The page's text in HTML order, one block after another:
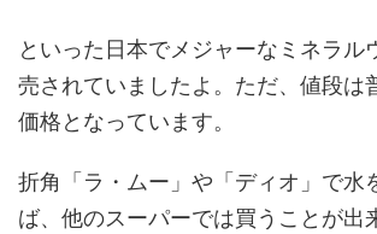
といった日本でメジャーなミネラル
売されていましたよ。ただ、値段は
価格となっています。
折角「ラ・ムー」や「ディオ」で水
ば、他のスーパーでは買うことが出